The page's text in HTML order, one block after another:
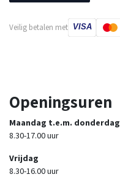
Veilig betalen met VISA
Openingsuren
Maandag t.e.m. donderdag
8.30-17.00 uur
Vrijdag
8.30-16.00 uur